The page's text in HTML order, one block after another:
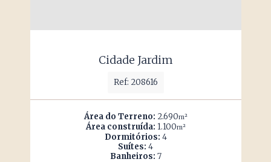
Cidade Jardim
Ref: 208616
Área do Terreno: 2.690m²
Área construída: 1.100m²
Dormitórios: 4
Suítes: 4
Banheiros: 7